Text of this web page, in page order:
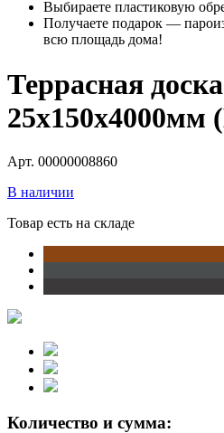
Выбираете пластиковую
Получаете подарок —
всю площадь дома!
Террасная
25x150x4000мм
Арт. 00000008860
В наличии
Товар есть на складе
Количество и сумма: